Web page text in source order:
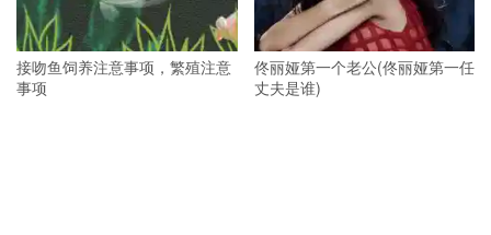
接吻鱼饲养注意事项，繁殖注意
事项
佟丽娅第一个老公(佟丽娅第一任
丈夫是谁)